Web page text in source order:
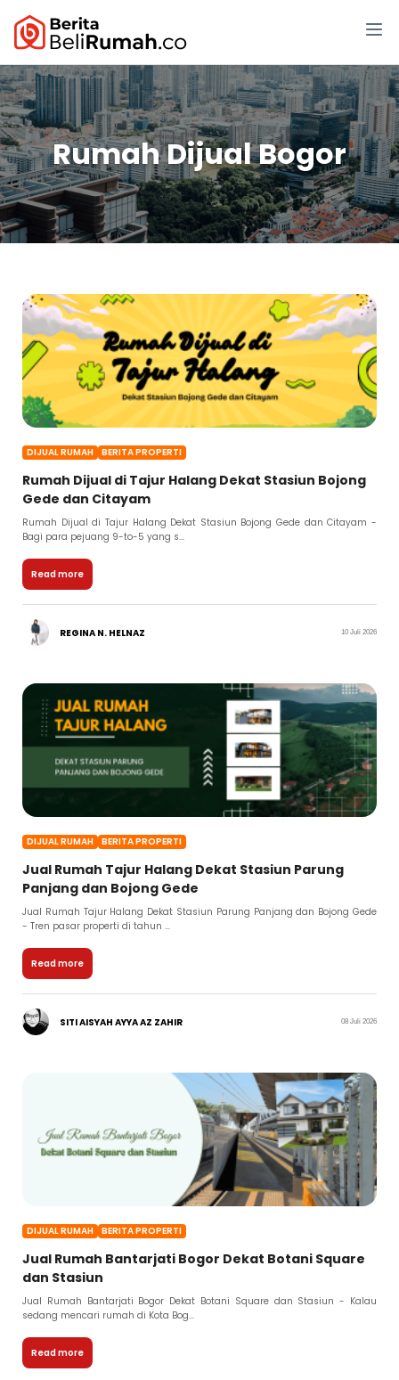
Rumah Dijual Bogor
DIJUAL RUMAH BERITA PROPERTI
Rumah Dijual di Tajur Halang Dekat Stasiun Bojong
Gede dan Citayam
Rumah Dijual di Tajur Halang Dekat Stasiun Bojong Gede dan Citayam -
Bagi para pejuang 9-to-5 yang s...
Read more
REGINA N. HELNAZ 10 Juli 2026
DIJUAL RUMAH BERITA PROPERTI
Jual Rumah Tajur Halang Dekat Stasiun Parung
Panjang dan Bojong Gede
Jual Rumah Tajur Halang Dekat Stasiun Parung Panjang dan Bojong Gede
- Tren pasar properti di tahun ...
Read more
SITI AISYAH AYYA AZ ZAHIR 08 Juli 2026
DIJUAL RUMAH BERITA PROPERTI
Jual Rumah Bantarjati Bogor Dekat Botani Square
dan Stasiun
Jual Rumah Bantarjati Bogor Dekat Botani Square dan Stasiun - Kalau
sedang mencari rumah di Kota Bog...
Read more